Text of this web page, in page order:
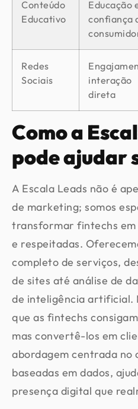
Conteúdo
Educativo
Educação
confiança
Redes
Sociais
interação
direta
Como a
pode ajudar
A Escala Leads não é
de marketing; somos
transformar fintechs em
e respeitadas.
completo de serviços,
de sites até análise de
de inteligência artificial.
que as fintechs
mas convertê-los em
abordagem centrada no
baseadas em dados,
presença digital que